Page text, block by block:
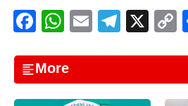
F
c
e
W
at
s
E T
gr
X
y
More